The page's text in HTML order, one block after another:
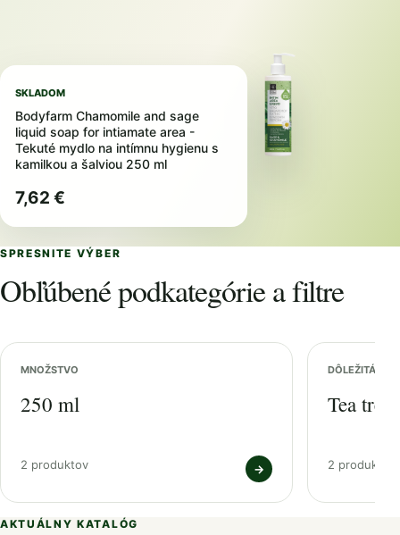
SKLADOM
Bodyfarm Chamomile and sage
liquid soap for intiamate area -
Tekuté mydlo na intímnu hygienu s
kamilkou a šalviou 250 ml
7,62 €
SPRESNITE VÝBER
Obľúbené podkategórie a filtre
MNOŽSTVO
250 ml
2 produktov →
DÔLEŽITÁ
Tea
2 produktov
AKTUÁLNY KATALÓG